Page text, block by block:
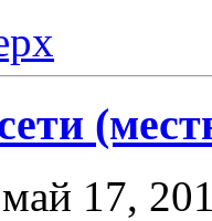
17,